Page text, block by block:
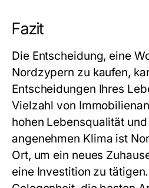
Fazit
Die Entscheidung, eine
Nordzypern zu kaufen,
Entscheidungen Ihres
Vielzahl von
hohen Lebensqualität
angenehmen Klima ist
Ort, um ein neues
eine Investition zu